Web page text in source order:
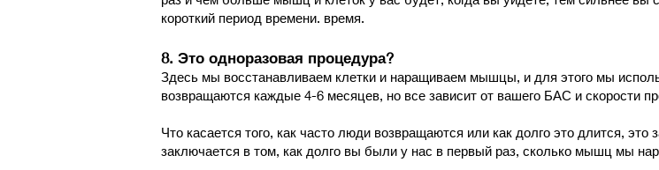
короткий период времени. время.
8. Это одноразовая процедура?
Здесь мы восстанавливаем клетки и наращиваем мышцы, и для этого мы
возвращаются каждые 4-6 месяцев, но все зависит от вашего БАС и скорости
Что касается того, как часто люди возвращаются или как долго это длится,
заключается в том, как долго вы были у нас в первый раз, сколько мышц мы